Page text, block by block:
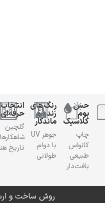
حس
بوم
کلاسیک
چاپ
کانواس
طبیعی
بافت‌دار
رنگ‌های
زنده و
ماندگار
جوهر UV
با دوام
طولانی
انتخاب
حرفه‌ای
گلچین
تاریخ
روش ساخت و